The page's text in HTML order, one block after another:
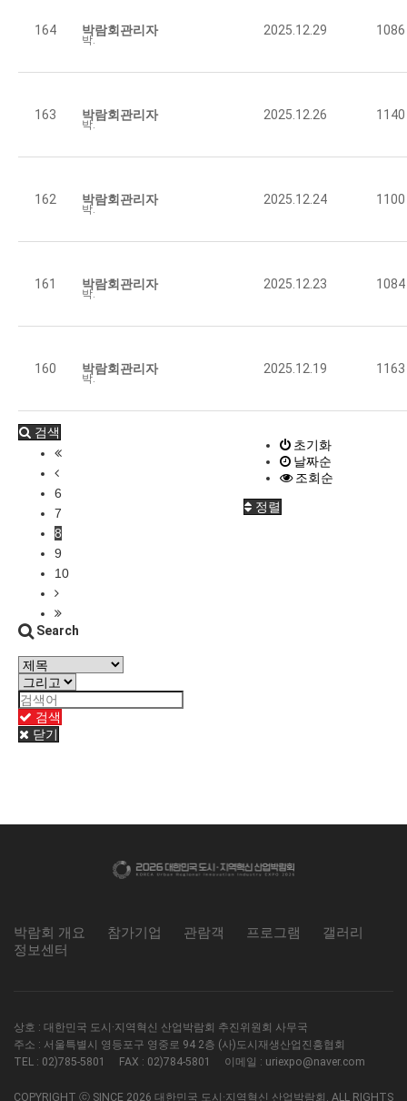
164
박람회관리자
박람회관리자 2025.12.29 1086
163
박람회관리자
박람회관리자 2025.12.26 1140
162
박람회관리자
박람회관리자 2025.12.24 1100
161
박람회관리자
박람회관리자 2025.12.23 1084
160
박람회관리자
박람회관리자 2025.12.19 1163
초기화
날짜순
조회순
정렬
검색
6
7
8
9
10
Search
검색
닫기
박람회 개요 참가기업 관람객 프로그램
갤러리
정보센터
상호 : 대한민국 도시·지역혁신 산업박람회 추진위원회 사무국
주소 : 서울특별시 영등포구 영중로 94 2층 (사)도시재생산업진흥협회
TEL : 02)785-5801 FAX : 02)784-5801 이메일 : uriexpo@naver.com
COPYRIGHT ⓒ SINCE 2026 대한민국 도시·지역혁신 산업박람회. ALL RIGHTS